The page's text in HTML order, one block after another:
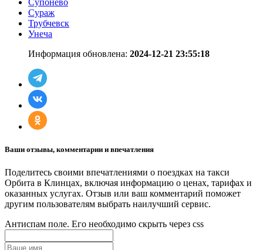
Супонево
Сураж
Трубчевск
Унеча
Информация обновлена: 2024-12-21 23:55:18
Ваши отзывы, комментарии и впечатления
Поделитесь своими впечатлениями о поездках на такси
Орбита в Клинцах, включая информацию о ценах, тарифах и
оказанных услугах. Отзыв или ваш комментарий поможет
другим пользователям выбрать наилучший сервис.
Антиспам поле. Его необходимо скрыть через css